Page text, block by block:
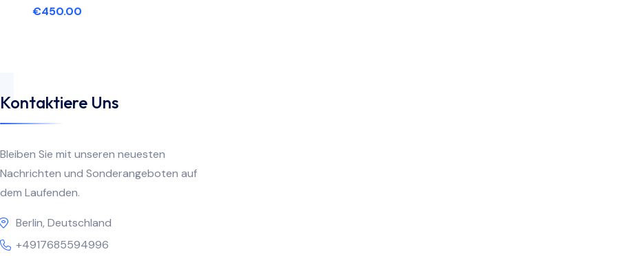
€450.00
Kontaktiere Uns
Bleiben Sie mit unseren neuesten
Nachrichten und Sonderangeboten auf
dem Laufenden.
Berlin, Deutschland
+4917685594996